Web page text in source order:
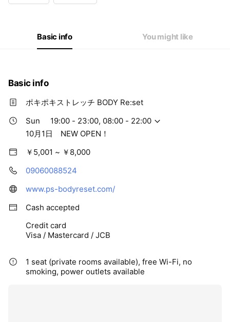
Basic info You might like
Basic info
ポキポキストレッチ BODY Re:set
Sun
19:00 - 23:00, 08:00 - 22:00
10月1日 NEW OPEN！
￥5,001 ~ ￥8,000
09060088524
www.ps-bodyreset.com/
Cash accepted
Credit card
Visa / Mastercard / JCB
1 seat (private rooms available), free Wi-Fi, no
smoking, power outlets available